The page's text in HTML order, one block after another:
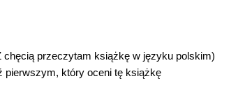
chęcią przeczytam książkę w języku polskim)
pierwszym, który oceni tę książkę